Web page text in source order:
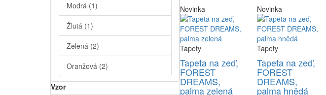
Modrá (1)
Žlutá (1)
Zelená (2)
Oranžová (2)
Vzor
Novinka
Tapety
Tapeta na zeď,
FOREST
DREAMS,
palma zelená
Novinka
Tapety
Tapeta na zeď,
FOREST
DREAMS,
palma hnědá